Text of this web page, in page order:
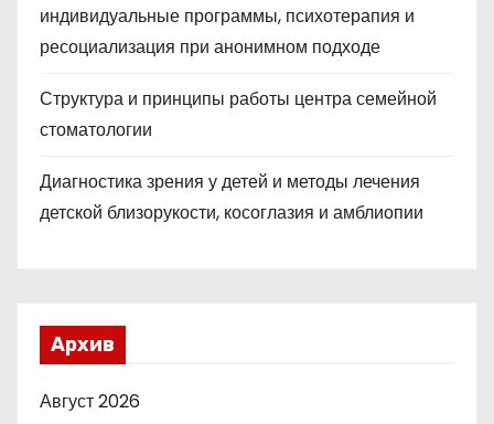
индивидуальные программы, психотерапия и
ресоциализация при анонимном подходе
Структура и принципы работы центра семейной
стоматологии
Диагностика зрения у детей и методы лечения
детской близорукости, косоглазия и амблиопии
Архив
Август 2026